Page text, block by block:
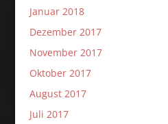
Januar 2018
Dezember 2017
November 2017
Oktober 2017
August 2017
Juli 2017